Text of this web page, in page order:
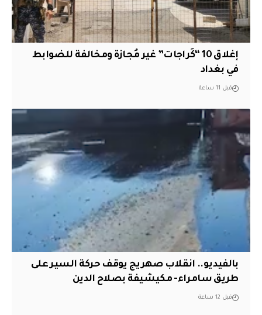
إغلاق 10 “كَراجات” غير مُجازة ومخالفة للضوابط
في بغداد
قبل 11 ساعة
بالفيديو.. انقلاب صهريج يوقف حركة السير على
طريق سامراء- مكيشيفة بصلاح الدين
قبل 12 ساعة